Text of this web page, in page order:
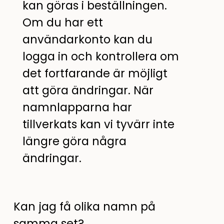
kan göras i beställningen.
Om du har ett
användarkonto kan du
logga in och kontrollera om
det fortfarande är möjligt
att göra ändringar. När
namnlapparna har
tillverkats kan vi tyvärr inte
längre göra några
ändringar.
Kan jag få olika namn på